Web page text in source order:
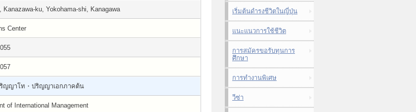
Kanazawa-ku, Yokohama-shi, Kanagawa
Center
ญญาโท・ปริญญาเอกภาคต้น
of International Management
เริ่มต้นดำรงชีวิตในญี่ปุ่น
แนะแนวการใช้ชีวิต
การสมัครขอรับทุนการ
ศึกษา
การทำงานพิเศษ
วีซ่า